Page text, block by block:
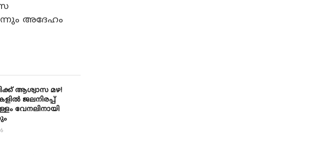
അദേഹം
ആശ്വാസ മഴ!
ജലനിരപ്പ്
വേനലിനായി